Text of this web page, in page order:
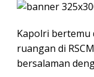
Kapolri bertemu
ruangan di
bersalaman